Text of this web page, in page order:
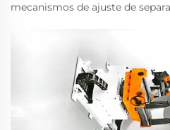
mecanismos de ajuste de